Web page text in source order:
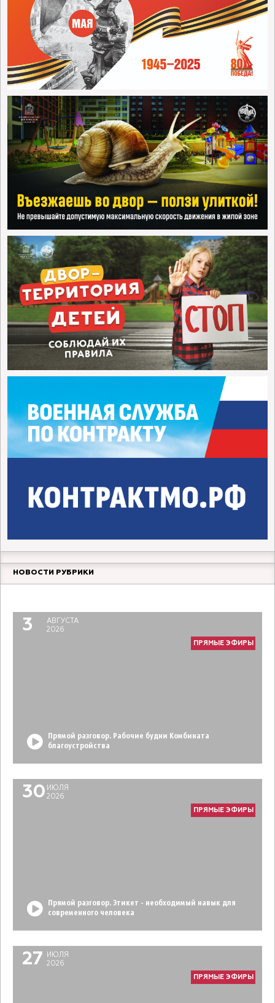
НОВОСТИ РУБРИКИ
6
Прямой разговор. Молодой педагог
3
АВГУСТА
2026
ПРЯМЫЕ ЭФИРЫ
Прямой разговор. Рабочие будни Комбината
благоустройства
30 ИЮЛЯ
2026
ПРЯМЫЕ ЭФИРЫ
Прямой разговор. Этикет - необходимый навык для
современного человека
27
ИЮЛЯ
2026
ПРЯМЫЕ ЭФИРЫ